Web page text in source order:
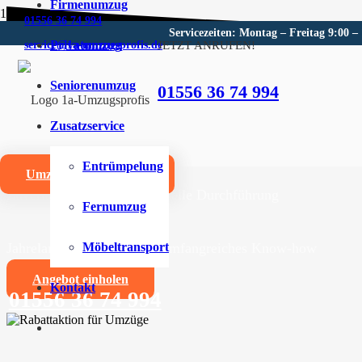
01556 36 74 994
service@1a-umzugsprofis.de
Servicezeiten: Montag – Freitag 9:00 –
JETZT ANRUFEN!
01556 36 74 994
Firmenumzug
Privatumzug
Seniorenumzug
Zusatzservice
Entrümpelung
Fernumzug
Möbeltransport
Kontakt
Umzugskostenrechner
Umzugsunternehmen für
Wir sind Ihr kompetentes Umzugsunternehmen für
Zuverlässige und professionelle Durchführung
Jahrelange Erfahrung und umfangreiches Know-how
Angebot einholen
01556 36 74 994